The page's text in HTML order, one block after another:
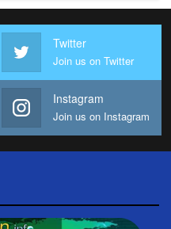
Twitter
Join us on Twitter
Instagram
Join us on Instagram